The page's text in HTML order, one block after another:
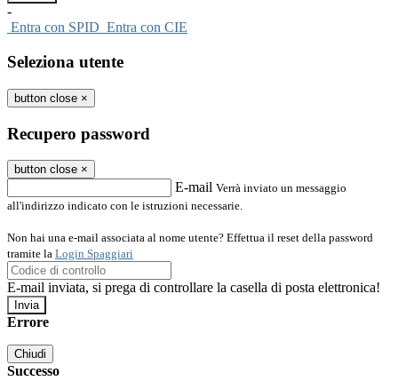
-
Entra con SPID Entra con CIE
Seleziona utente
button close ×
Recupero password
button close ×
E-mail Verrà inviato un messaggio
all'indirizzo indicato con le istruzioni necessarie.
Non hai una e-mail associata al nome utente? Effettua il reset della password
tramite la Login Spaggiari
E-mail inviata, si prega di controllare la casella di posta elettronica!
Errore
Chiudi
Successo